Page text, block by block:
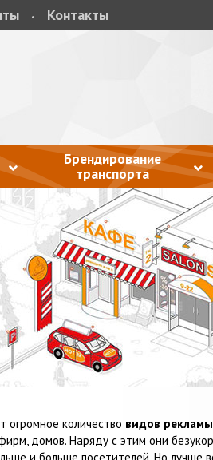
Контакты
Брендирование
транспорта
огромное количество видов рекламы
домов. Наряду с этим они